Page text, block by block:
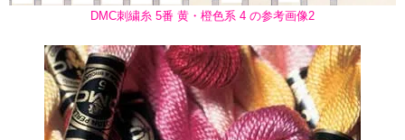
DMC刺繍糸 5番 黄・橙色系 4 の参考画像2